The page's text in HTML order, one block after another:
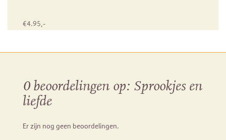
€4.95,-
0 beoordelingen op: Sprookjes en
liefde
Er zijn nog geen beoordelingen.